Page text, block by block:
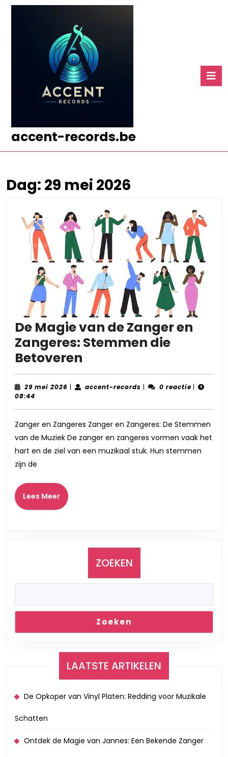
accent-records.be
Dag: 29 mei 2026
De Magie van de Zanger en
Zangeres: Stemmen die
Betoveren
Magie
van
Zanger
en
Zangeres:
29 mei 2026 29
| accent-records accent-
| 0 reactie |
08:44
Zanger en Zangeres Zanger en Zangeres: De Stemmen
van de Muziek De zanger en zangeres vormen vaak het
hart en de ziel van een muzikaal stuk. Hun stemmen
zijn de
Lees MeerLees
Meer
ZOEKEN
Zoeken
LAATSTE ARTIKELEN
De Opkoper van Vinyl Platen: Redding voor Muzikale
Schatten
Ontdek de Magie van Jannes: Een Bekende Zanger